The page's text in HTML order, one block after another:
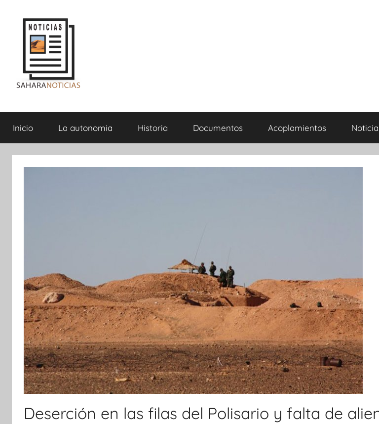
contenido
Sahara
Noticias
Inicio La autonomia Historia Documentos Acoplamientos
Deserción en las filas del Polisario y falta de